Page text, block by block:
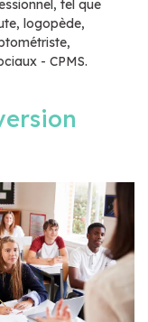
tel que
logopède,
- CPMS.